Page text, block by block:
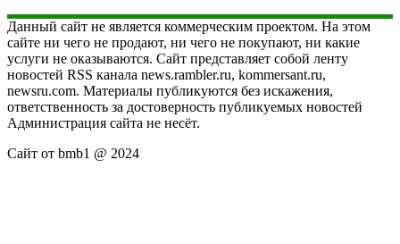
Данный сайт не является коммерческим проектом. На этом
сайте ни чего не продают, ни чего не покупают, ни какие
услуги не оказываются. Сайт представляет собой ленту
новостей RSS канала news.rambler.ru, kommersant.ru,
newsru.com. Материалы публикуются без искажения,
ответственность за достоверность публикуемых новостей
Администрация сайта не несёт.
Сайт от bmb1 @ 2024